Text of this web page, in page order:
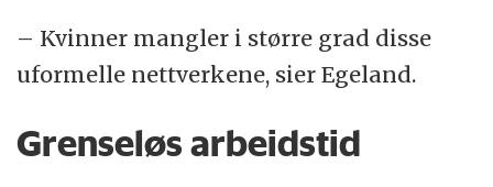
– Kvinner mangler i større grad disse
uformelle nettverkene, sier Egeland.
Grenseløs arbeidstid